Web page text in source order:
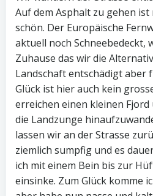
Auf dem Asphalt zu gehen
schön. Der Europäische
aktuell noch Schneebedeckt,
Zuhause das wir die
Landschaft entschädigt aber
Glück ist hier auch kein
erreichen einen kleinen
die Landzunge
lassen wir an der Strasse
ziemlich sumpfig und es
ich mit einem Bein bis zur
einsinke. Zum Glück komme